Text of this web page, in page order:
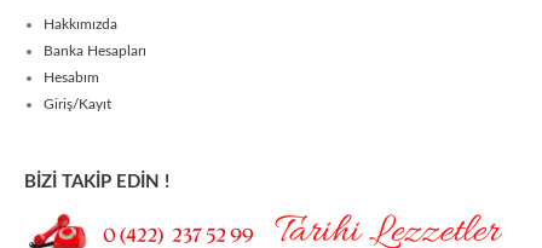
Hakkımızda
Banka Hesapları
Hesabım
Giriş/Kayıt
BİZİ TAKİP EDİN !